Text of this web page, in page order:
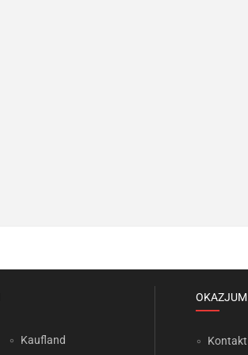
Kaufland Kontakt